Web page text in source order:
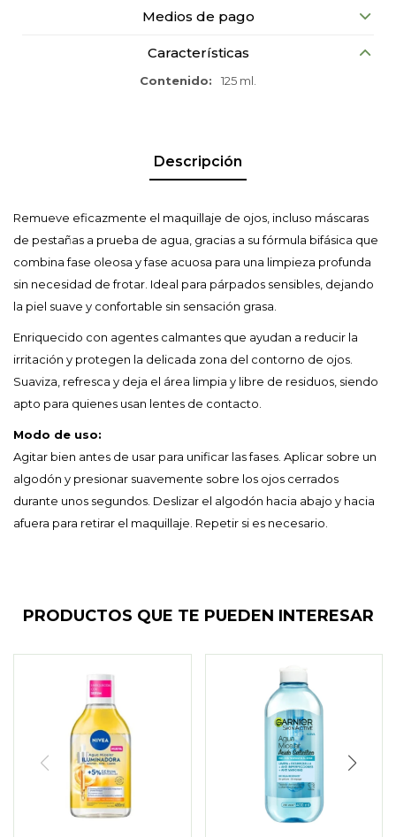
Medios de pago
Características
Contenido 125 ml.
Descripción
Remueve eficazmente el maquillaje de ojos, incluso máscaras
de pestañas a prueba de agua, gracias a su fórmula bifásica que
combina fase oleosa y fase acuosa para una limpieza profunda
sin necesidad de frotar. Ideal para párpados sensibles, dejando
la piel suave y confortable sin sensación grasa.
Enriquecido con agentes calmantes que ayudan a reducir la
irritación y protegen la delicada zona del contorno de ojos.
Suaviza, refresca y deja el área limpia y libre de residuos, siendo
apto para quienes usan lentes de contacto.
Modo de uso:
Agitar bien antes de usar para unificar las fases. Aplicar sobre un
algodón y presionar suavemente sobre los ojos cerrados
durante unos segundos. Deslizar el algodón hacia abajo y hacia
afuera para retirar el maquillaje. Repetir si es necesario.
PRODUCTOS QUE TE PUEDEN INTERESAR